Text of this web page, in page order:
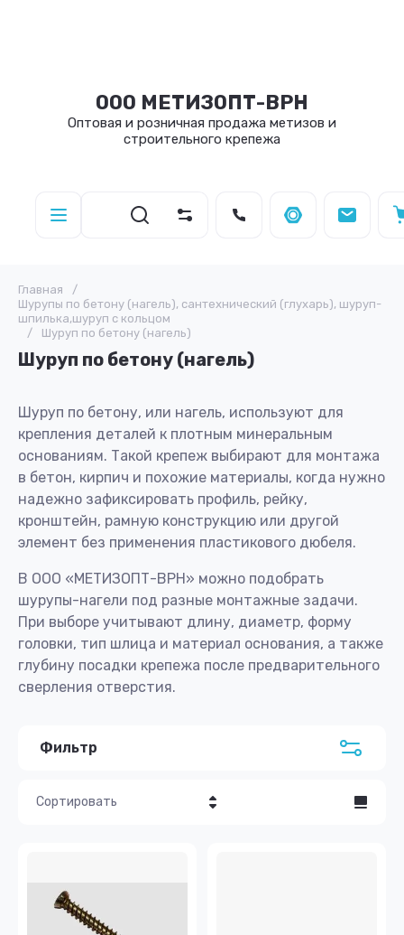
ООО МЕТИЗОПТ-ВРН
Оптовая и розничная продажа метизов и
строительного крепежа
Главная
/
Шурупы по бетону (нагель), сантехнический (глухарь), шуруп-
шпилька,шуруп с кольцом
/
Шуруп по бетону (нагель)
Шуруп по бетону (нагель)
Шуруп по бетону, или нагель, используют для
крепления деталей к плотным минеральным
основаниям. Такой крепеж выбирают для монтажа
в бетон, кирпич и похожие материалы, когда нужно
надежно зафиксировать профиль, рейку,
кронштейн, рамную конструкцию или другой
элемент без применения пластикового дюбеля.
В ООО «МЕТИЗОПТ-ВРН» можно подобрать
шурупы-нагели под разные монтажные задачи.
При выборе учитывают длину, диаметр, форму
головки, тип шлица и материал основания, а также
глубину посадки крепежа после предварительного
сверления отверстия.
Фильтр
Сортировать
Название - Я-А